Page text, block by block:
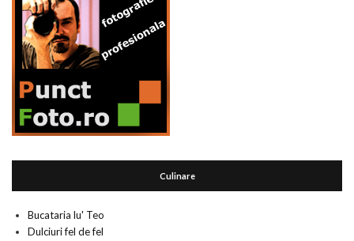
Culinare
Bucataria lu' Teo
Dulciuri fel de fel